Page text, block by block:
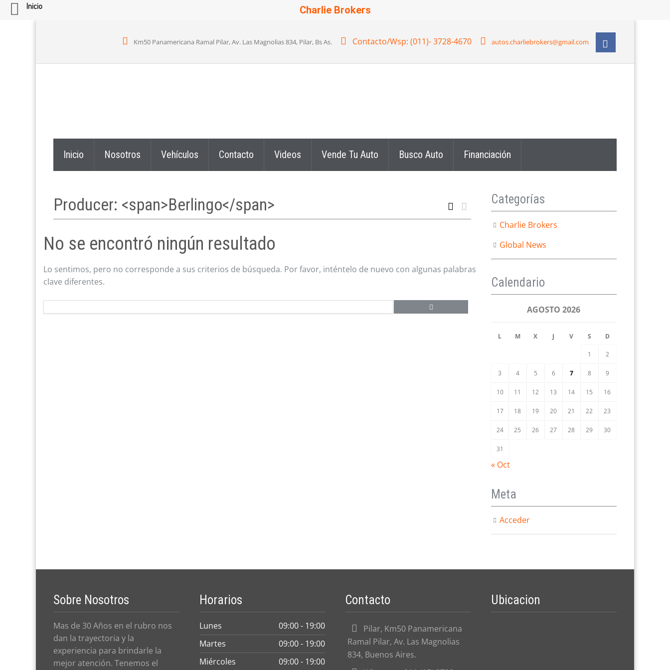
Km50 Panamericana Ramal Pilar, Av. Las Magnolias 834, Pilar, Bs As. Contacto/Wsp: (011)- 3728-4670 autos.charliebrokers@gmail.com
Inicio Nosotros Vehículos Contacto Videos Vende Tu Auto Busco Auto Financiación
Producer: <span>Berlingo</span>
No se encontró ningún resultado
Lo sentimos, pero no corresponde a sus criterios de búsqueda. Por favor, inténtelo de nuevo con algunas palabras
clave diferentes.
Categorías
Charlie Brokers
Global News
Calendario
AGOSTO 2026
L M X J V S D
1 2
3 4 5 6 7 8 9
10 11 12 13 14 15 16
17 18 19 20 21 22 23
24 25 26 27 28 29 30
31
« Oct
Meta
Acceder
Sobre Nosotros
Mas de 30 Años en el rubro nos
dan la trayectoria y la
experiencia para brindarle la
mejor atención. Tenemos el
Horarios
Lunes
09:00 - 19:00
Martes
09:00 - 19:00
Miércoles
09:00 - 19:00
Contacto
Pilar, Km50 Panamericana
Ramal Pilar, Av. Las Magnolias
834, Buenos Aires.
Ubicacion
Inicio Charlie Brokers